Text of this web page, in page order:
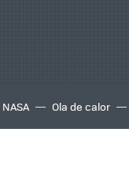
NASA Ola de calor